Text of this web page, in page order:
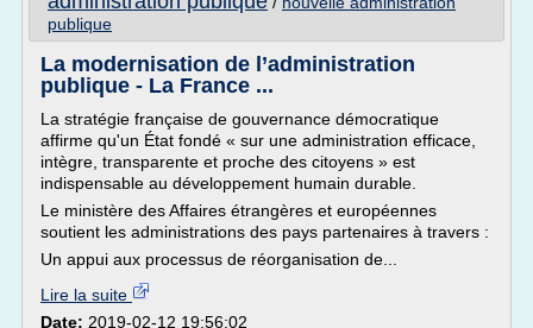
publique
La modernisation de l’administration
publique - La France ...
La stratégie française de gouvernance démocratique
affirme qu'un État fondé « sur une administration efficace,
intègre, transparente et proche des citoyens » est
indispensable au développement humain durable.
Le ministère des Affaires étrangères et européennes
soutient les administrations des pays partenaires à travers :
Un appui aux processus de réorganisation de...
Lire la suite
Date: 2019-02-12 19:56:02